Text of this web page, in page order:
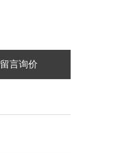
留言询价